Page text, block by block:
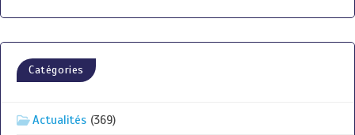
Catégories
Actualités (369)